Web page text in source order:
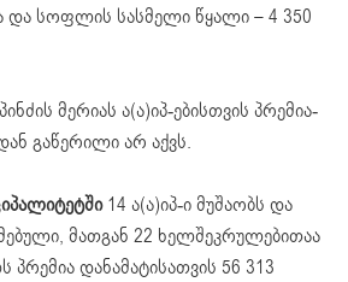
სოფლის სასმელი წყალი – 4 350
მერიას ა(ა)იპ-ებისთვის პრემია-
გაწერილი არ აქვს.
14 ა(ა)იპ-ი მუშაობს და
მათგან 22 ხელშეკრულებითაა
პრემია დანამატისათვის 56 313